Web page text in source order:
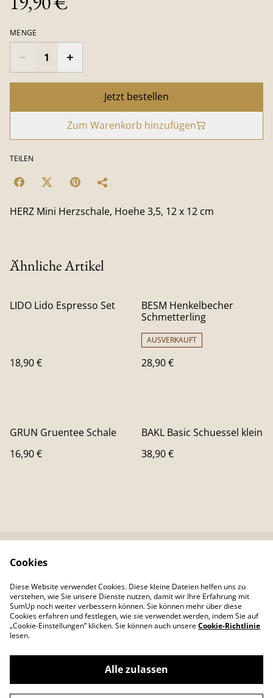
MENGE
Jetzt bestellen
Zum Warenkorb hinzufügen
TEILEN
HERZ Mini Herzschale, Hoehe 3,5, 12 x 12 cm
Ähnliche Artikel
LIDO Lido Espresso Set
18,90 €
BESM Henkelbecher
Schmetterling
AUSVERKAUFT
28,90 €
GRUN Gruentee Schale
16,90 €
BAKL Basic Schuessel klein
38,90 €
Kontaktieren Sie uns
Datenschutzbestimm
ungen von SumUp
Cookie-Richtlinie
©2026Colour Your Day
Cookies
Diese Website verwendet Cookies. Diese kleine Dateien helfen uns zu
verstehen, wie Sie unsere Dienste nutzen, damit wir Ihre Erfahrung mit
SumUp noch weiter verbessern können. Sie können mehr über diese
Cookies erfahren und festlegen, wie sie verwendet werden, indem Sie auf
„Cookie-Einstellungen” klicken. Sie können auch unsereCookie-Richtlinie
lesen.
Alle zulassen